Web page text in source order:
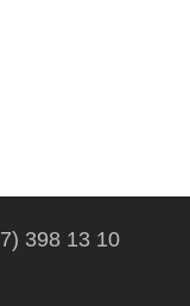
398 13 10